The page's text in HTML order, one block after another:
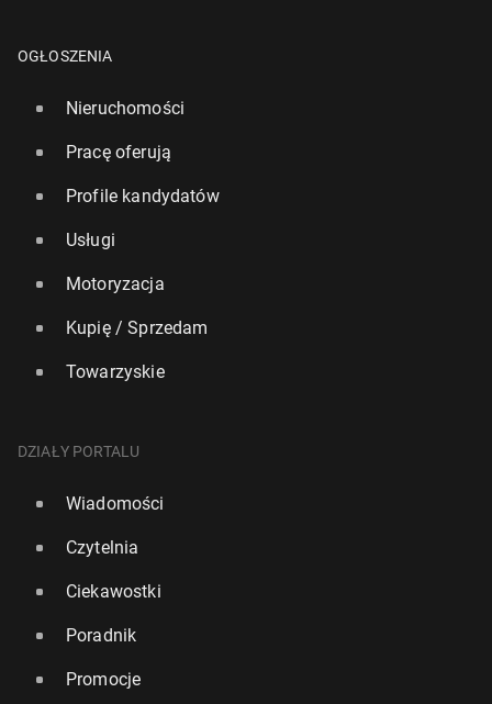
OGŁOSZENIA
Nieruchomości
Pracę oferują
Profile kandydatów
Usługi
Motoryzacja
Kupię / Sprzedam
Towarzyskie
DZIAŁY PORTALU
Wiadomości
Czytelnia
Ciekawostki
Poradnik
Promocje